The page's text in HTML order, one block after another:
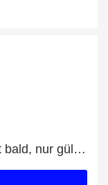
Genießen Sie 21% Rabatt, endet bald, nur gültig für FILA Drifter Wmn magenta-amparo-blue